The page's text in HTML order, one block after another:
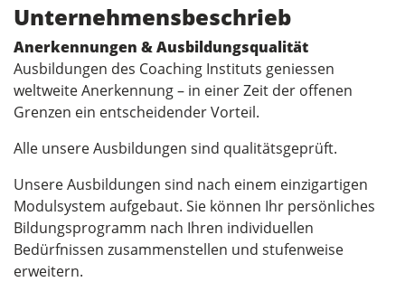
Unternehmensbeschrieb
Anerkennungen & Ausbildungsqualität
Ausbildungen des Coaching Instituts geniessen
weltweite Anerkennung – in einer Zeit der offenen
Grenzen ein entscheidender Vorteil.
Alle unsere Ausbildungen sind qualitätsgeprüft.
Unsere Ausbildungen sind nach einem einzigartigen
Modulsystem aufgebaut. Sie können Ihr persönliches
Bildungsprogramm nach Ihren individuellen
Bedürfnissen zusammenstellen und stufenweise
erweitern.